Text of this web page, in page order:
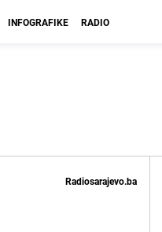
INFOGRAFIKE RADIO
Radiosarajevo.ba